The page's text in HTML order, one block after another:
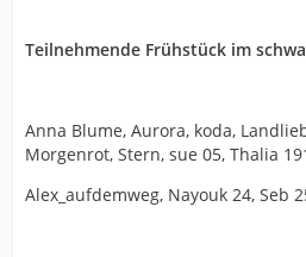
Teilnehmende Frühstück im
Anna Blume, Aurora, koda,
Morgenrot, Stern, sue 05, Thalia
Alex_aufdemweg, Nayouk 24, Seb